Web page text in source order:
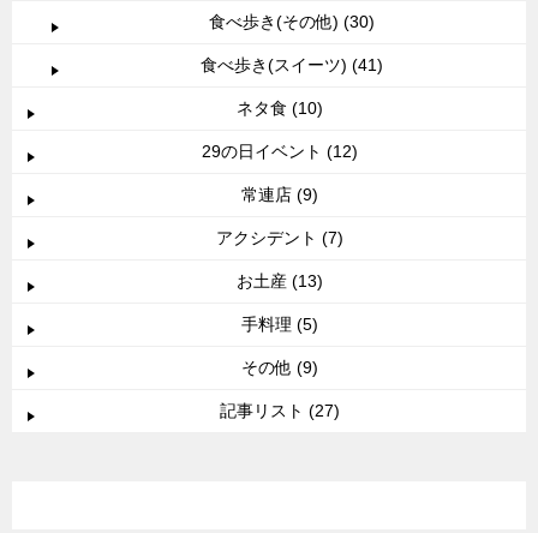
食べ歩き(その他) (30)
食べ歩き(スイーツ) (41)
ネタ食 (10)
29の日イベント (12)
常連店 (9)
アクシデント (7)
お土産 (13)
手料理 (5)
その他 (9)
記事リスト (27)